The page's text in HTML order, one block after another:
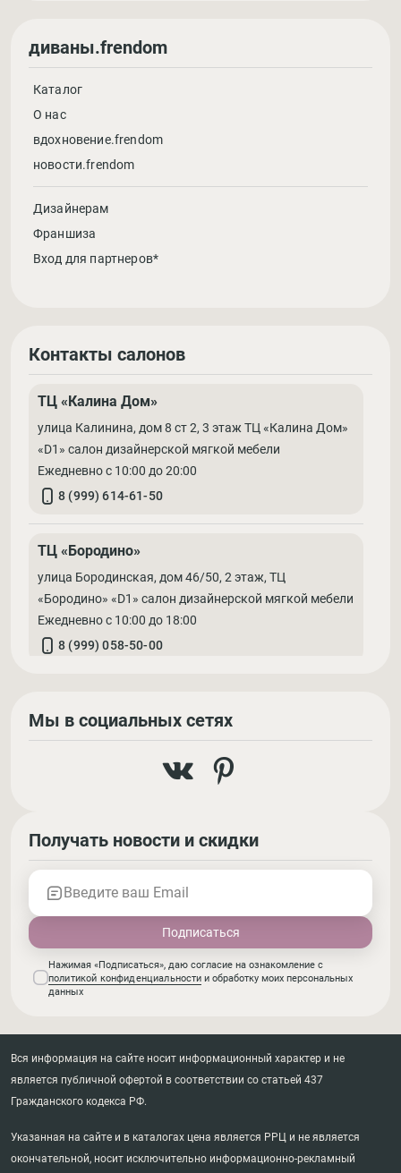
диваны.frendom
Каталог
О нас
вдохновение.frendom
новости.frendom
Дизайнерам
Франшиза
Вход для партнеров*
Контакты салонов
ТЦ «Калина Дом»
улица Калинина, дом 8 ст 2, 3 этаж ТЦ «Калина Дом»
«D1» салон дизайнерской мягкой мебели
Ежедневно с 10:00 до 20:00
8 (999) 614-61-50
ТЦ «Бородино»
улица Бородинская, дом 46/50, 2 этаж, ТЦ
«Бородино» «D1» салон дизайнерской мягкой мебели
Ежедневно с 10:00 до 18:00
8 (999) 058-50-00
Мы в социальных сетях
Получать новости и скидки
Введите ваш Email
Нажимая «Подписаться», даю согласие на ознакомление с
политикой конфиденциальности и обработку моих персональных
данных
Вся информация на сайте носит информационный характер и не
является публичной офертой в соответствии со статьей 437
Гражданского кодекса РФ.
Указанная на сайте и в каталогах цена является РРЦ и не является
окончательной, носит исключительно информационно-рекламный